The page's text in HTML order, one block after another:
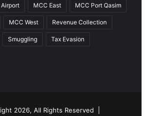
MCC East MCC Port Qasim
MCC West Revenue Collection
Smuggling Tax Evasion
2026, All Rights Reserved |